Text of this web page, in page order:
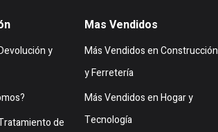
y
de
Mas Vendidos
Más Vendidos en Construcción
y Ferretería
Más Vendidos en Hogar y
Tecnología